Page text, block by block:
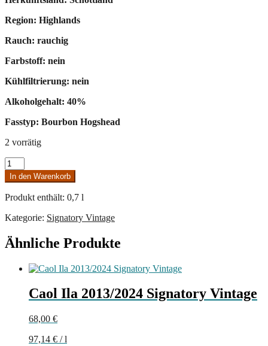
Region: Highlands
Rauch: rauchig
Farbstoff: nein
Kühlfiltrierung: nein
Alkoholgehalt: 40%
Fasstyp: Bourbon Hogshead
2 vorrätig
Ardmore
2013/2022
Very
Cloudy
In den Warenkorb
Produkt enthält: 0,7 l
Kategorie: Signatory Vintage
Ähnliche Produkte
Caol Ila 2013/2024 Signatory Vintage
68,00 €
97,14 € /l